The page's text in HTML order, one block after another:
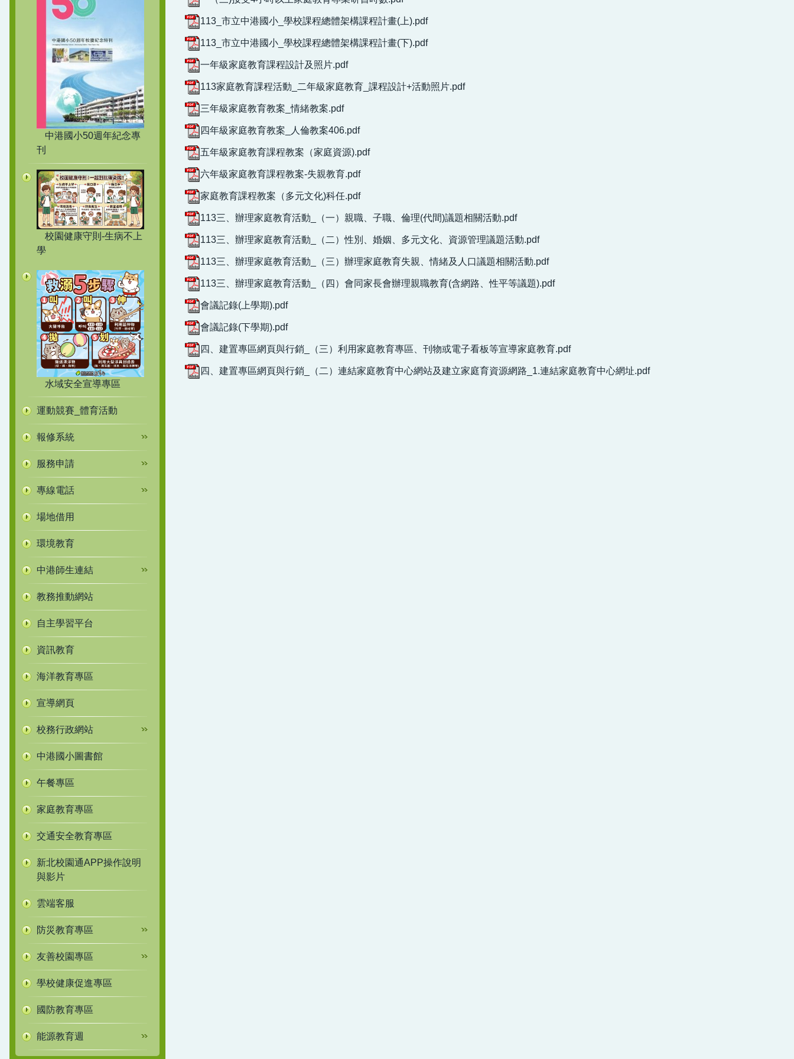
中港國小50週年紀念專
刊
校園健康守則-生病不上
學
水域安全宣導專區
運動競賽_體育活動
報修系統
服務申請
專線電話
場地借用
環境教育
中港師生連結
教務推動網站
自主學習平台
資訊教育
海洋教育專區
宣導網頁
校務行政網站
中港國小圖書館
午餐專區
家庭教育專區
交通安全教育專區
新北校園通APP操作說明
與影片
雲端客服
防災教育專區
友善校園專區
學校健康促進專區
國防教育專區
能源教育週
113_市立中港國小_學校課程總體架構課程計畫(上).pdf
113_市立中港國小_學校課程總體架構課程計畫(下).pdf
一年級家庭教育課程設計及照片.pdf
113家庭教育課程活動_二年級家庭教育_課程設計+活動照片.pdf
三年級家庭教育教案_情緒教案.pdf
四年級家庭教育教案_人倫教案406.pdf
五年級家庭教育課程教案（家庭資源).pdf
六年級家庭教育課程教案-失親教育.pdf
家庭教育課程教案（多元文化)科任.pdf
113三、辦理家庭教育活動_（一）親職、子職、倫理(代間)議題相關活動.pdf
113三、辦理家庭教育活動_（二）性別、婚姻、多元文化、資源管理議題活動.pdf
113三、辦理家庭教育活動_（三）辦理家庭教育失親、情緒及人口議題相關活動.pdf
113三、辦理家庭教育活動_（四）會同家長會辦理親職教育(含網路、性平等議題).pdf
會議記錄(上學期).pdf
會議記錄(下學期).pdf
四、建置專區網頁與行銷_（三）利用家庭教育專區、刊物或電子看板等宣導家庭教育.pdf
四、建置專區網頁與行銷_（二）連結家庭教育中心網站及建立家庭育資源網路_1.連結家庭教育中心網址.pdf